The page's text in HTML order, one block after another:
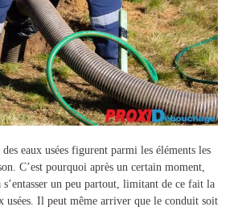
eaux usées figurent parmi les éléments les
C’est pourquoi après un certain moment,
s’entasser un peu partout, limitant de ce fait la
usées. Il peut même arriver que le conduit soit